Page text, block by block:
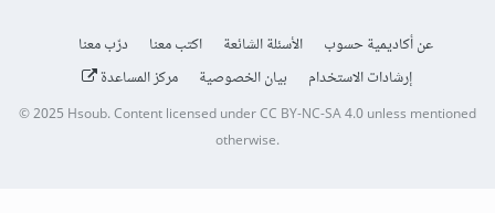
عن أكاديمية حسوب الأسئلة الشائعة اكتب معنا
درّب معنا
إرشادات الاستخدام
بيان الخصوصية مركز المساعدة
© 2025Hsoub.Content licensed underCC BY-NC-SA 4.0unless mentioned
otherwise.